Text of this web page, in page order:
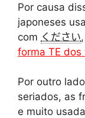
Por causa
japoneses
com ください
forma TE dos
Por outro
seriados, as
e muito